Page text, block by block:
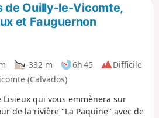
de Ouilly-le-Vicomte,
et Fauguernon
-332 m 6h 45
Difficile
(Calvados)
Lisieux qui vous emmènera sur
de la rivière "La Paquine" avec de